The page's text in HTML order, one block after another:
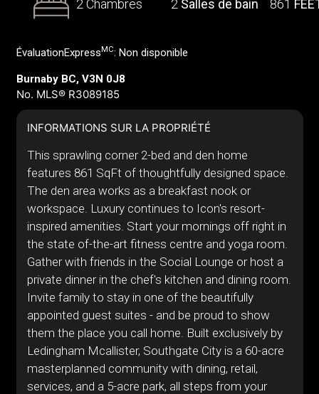
2 Chambres 2 Salles de bain 861
ÉvaluationExpress MC: Non disponible
Burnaby BC, V3N 0J8
No. MLS® R3089185
INFORMATIONS SUR LA PROPRIÉTÉ
This sprawling corner 2-bed and den home
features 861 SqFt of thoughtfully designed space.
The den area works as a breakfast nook or
workspace. Luxury continues to Icon's resort-
inspired amenities. Start your mornings off right in
the state of-the-art fitness centre and yoga room.
Gather with friends in the Social Lounge or host a
private dinner in the chef's kitchen and dining room.
Invite family to stay in one of the beautifully
appointed guest suites - and be proud to show
them the place you call home. Built exclusively by
Ledingham Mcallister, Southgate City is a 60-acre
masterplanned community with dining, retail,
services, and a 5-acre park, all steps from your